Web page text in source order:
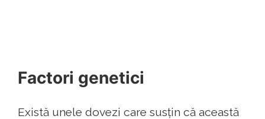
Factori genetici
Există unele dovezi care susțin că această